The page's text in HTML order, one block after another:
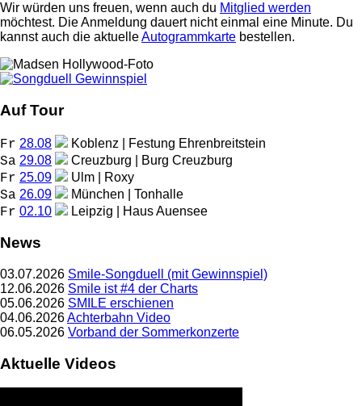
Wir würden uns freuen, wenn auch du Mitglied werden
möchtest. Die Anmeldung dauert nicht einmal eine Minute. Du
kannst auch die aktuelleAutogrammkarte bestellen.
Auf Tour
Fr 28.08 Koblenz | Festung Ehrenbreitstein
Sa 29.08 Creuzburg | Burg Creuzburg
Fr 25.09 Ulm | Roxy
Sa 26.09 München | Tonhalle
Fr 02.10 Leipzig | Haus Auensee
News
03.07.2026 Smile-Songduell (mit Gewinnspiel)
12.06.2026 Smile ist #4 der Charts
05.06.2026 SMILE erschienen
04.06.2026Achterbahn Video
06.05.2026 Vorband der Sommerkonzerte
Aktuelle Videos